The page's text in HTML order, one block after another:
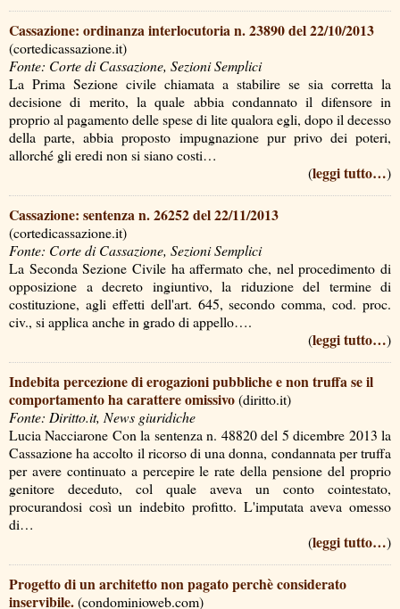
Cassazione: ordinanza interlocutoria n. 23890 del 22/10/2013
(cortedicassazione.it)
Fonte: Corte di Cassazione, Sezioni Semplici
La Prima Sezione civile chiamata a stabilire se sia corretta la
decisione di merito, la quale abbia condannato il difensore in
proprio al pagamento delle spese di lite qualora egli, dopo il decesso
della parte, abbia proposto impugnazione pur privo dei poteri,
allorché gli eredi non si siano costi…
(leggi tutto…)
Cassazione: sentenza n. 26252 del 22/11/2013
(cortedicassazione.it)
Fonte: Corte di Cassazione, Sezioni Semplici
La Seconda Sezione Civile ha affermato che, nel procedimento di
opposizione a decreto ingiuntivo, la riduzione del termine di
costituzione, agli effetti dell'art. 645, secondo comma, cod. proc.
civ., si applica anche in grado di appello….
(leggi tutto…)
Indebita percezione di erogazioni pubbliche e non truffa se il
comportamento ha carattere omissivo(diritto.it)
Fonte: Diritto.it, News giuridiche
Lucia Nacciarone Con la sentenza n. 48820 del 5 dicembre 2013 la
Cassazione ha accolto il ricorso di una donna, condannata per truffa
per avere continuato a percepire le rate della pensione del proprio
genitore deceduto, col quale aveva un conto cointestato,
procurandosi così un indebito profitto. L'imputata aveva omesso
di…
(leggi tutto…)
Progetto di un architetto non pagato perchè considerato
inservibile.(condominioweb.com)